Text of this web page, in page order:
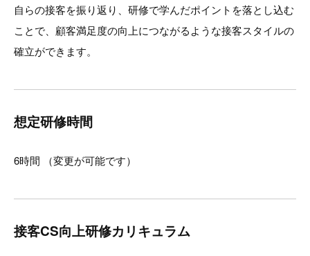
自らの接客を振り返り、研修で学んだポイントを落とし込む
ことで、顧客満足度の向上につながるような接客スタイルの
確立ができます。
想定研修時間
6時間 （変更が可能です）
接客CS向上研修カリキュラム